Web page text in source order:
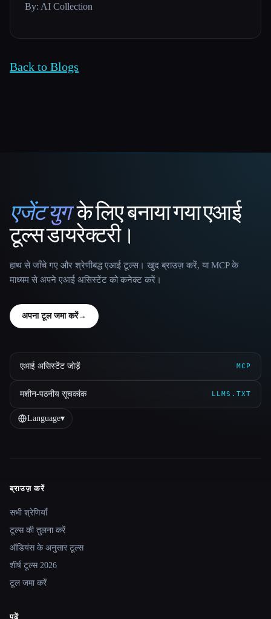
By: AI Collection
Back to Blogs
That AI Collection
एजेंट युगके लिए बनाया गया एआई
टूल्स डायरेक्टरी।
हाथ से जाँचे गए और श्रेणीबद्ध एआई टूल्स। खुद ब्राउज़ करें, या MCP के
माध्यम से अपने एआई असिस्टेंट को कनेक्ट करें।
अपना टूल जमा करें→
एआई असिस्टेंट जोड़ें MCP
मशीन-पठनीय सूचकांक LLMS.TXT
Language▾
Site navigation
ब्राउज़ करें
सभी श्रेणियाँ
टूल्स की तुलना करें
ऑडियंस के अनुसार टूल्स
शीर्ष टूल्स 2026
टूल जमा करें
पढ़ें